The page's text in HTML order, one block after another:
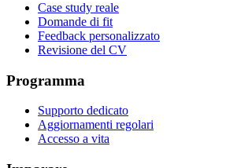
Case study reale
Domande di fit
Feedback personalizzato
Revisione del CV
Programma
Supporto dedicato
Aggiornamenti regolari
Accesso a vita